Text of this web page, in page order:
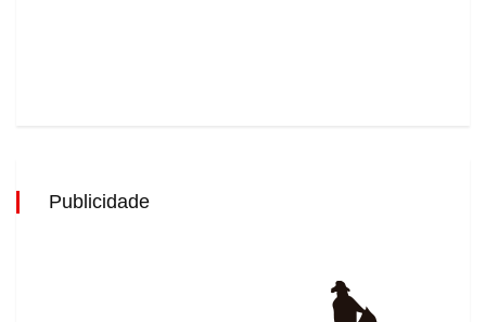
Publicidade